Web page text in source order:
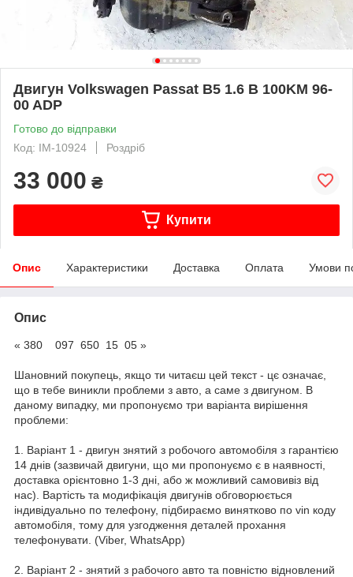
Двигун Volkswagen Passat B5 1.6 B 100KM 96-
00 ADP
Готово до відправки
Код: IM-10924
Роздріб
33 000 ₴
Купити
Опис Характеристики Доставка Оплата Умови
Опис
« 380 097 650 15 05 »
Шановний покупець, якщо ти читаєш цей текст - цє означає,
що в тебе виникли проблеми з авто, а саме з двигуном. В
даному випадку, ми пропонуємо три варіанта вирішення
проблеми:
1. Варіант 1 - двигун знятий з робочого автомобіля з гарантією
14 днів (зазвичай двигуни, що ми пропонуємо є в наявності,
доставка орієнтовно 1-3 дні, або ж можливий самовивіз від
нас). Вартість та модифікація двигунів обговорюється
індивідуально по телефону, підбираємо винятково по vin коду
автомобіля, тому для узгодження деталей прохання
телефонувати. (Viber, WhatsApp)
2. Варіант 2 - знятий з рабочого авто та повністю відновлений